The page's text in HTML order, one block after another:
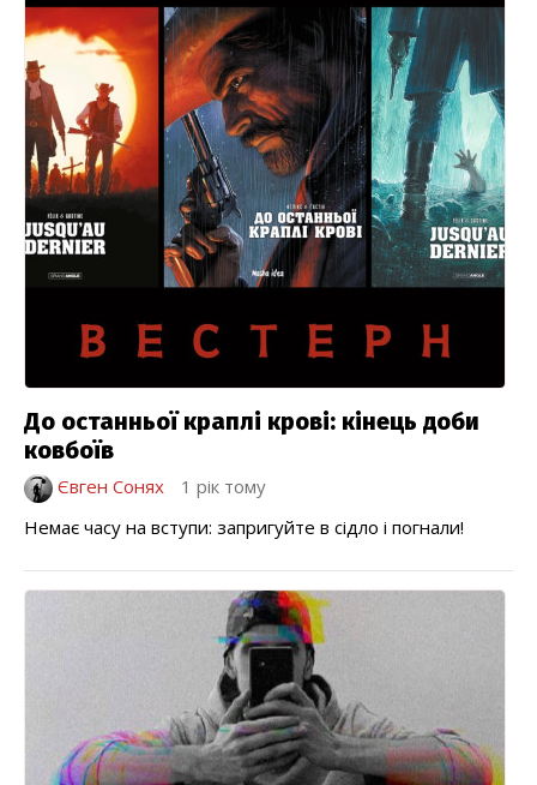
До останньої краплi кровi: кінець доби
ковбоїв
Євген Сонях
1 рік тому
Немає часу на вступи: запригуйте в сідло і погнали!